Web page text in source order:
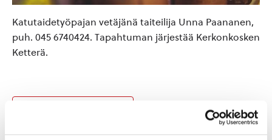
Katutaidetyöpajan vetäjänä taiteilija Unna Paananen,
puh. 045 6740424. Tapahtuman järjestää Kerkonkosken
Ketterä.